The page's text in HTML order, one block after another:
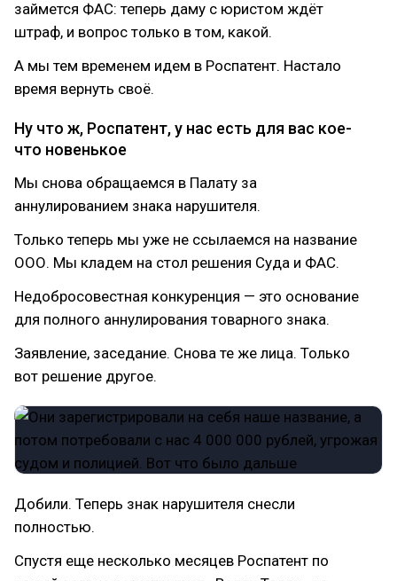
займется ФАС: теперь даму с юристом ждёт
штраф, и вопрос только в том, какой.
А мы тем временем идем в Роспатент. Настало
время вернуть своё.
Ну что ж, Роспатент, у нас есть для вас кое-
что новенькое
Мы снова обращаемся в Палату за
аннулированием знака нарушителя.
Только теперь мы уже не ссылаемся на название
ООО. Мы кладем на стол решения Суда и ФАС.
Недобросовестная конкуренция — это основание
для полного аннулирования товарного знака.
Заявление, заседание. Снова те же лица. Только
вот решение другое.
Добили. Теперь знак нарушителя снесли
полностью.
Спустя еще несколько месяцев Роспатент по